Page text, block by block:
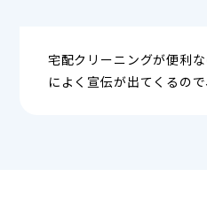
宅配クリーニングが便利
によく宣伝が出てくるので